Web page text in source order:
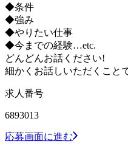
◆条件
◆強み
◆やりたい仕事
◆今までの経験…etc.
どんどんお話ください!
細かくお話しいただくこと
求人番号
6893013
応募画面に進む